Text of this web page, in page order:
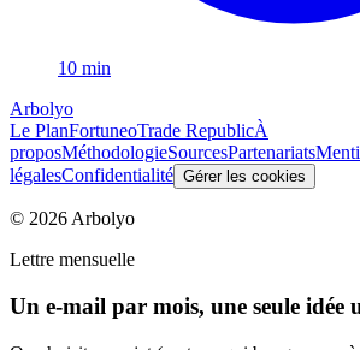
10 min
Arbolyo
Le PlanFortuneoTrade RepublicÀ
proposMéthodologieSourcesPartenariats
légalesConfidentialité Gérer les cookies
© 2026Arbolyo
Lettre mensuelle
Un e-mail par mois, une seule idée